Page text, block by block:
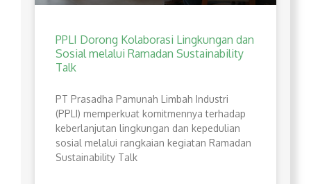
PPLI Dorong Kolaborasi Lingkungan dan
Sosial melalui Ramadan Sustainability
Talk
PT Prasadha Pamunah Limbah Industri
(PPLI) memperkuat komitmennya terhadap
keberlanjutan lingkungan dan kepedulian
sosial melalui rangkaian kegiatan Ramadan
Sustainability Talk